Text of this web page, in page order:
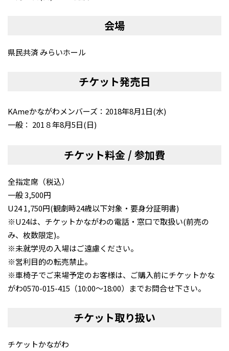
会場
県民共済 みらいホール
チケット発売日
KAmeかながわメンバーズ：2018年8月1日(水)
一般： 201８年8月5日(日)
チケット料金 / 参加費
全指定席（税込）
一般 3,500円
U24 1,750円(観劇時24歳以下対象・要身分証明書)
※U24は、チケットかながわの電話・窓口で取扱い(前売の
み、枚数限定)。
※未就学児の入場はご遠慮ください。
※営利目的の転売禁止。
※車椅子でご来場予定のお客様は、ご購入前にチケットかな
がわ0570-015-415（10:00〜18:00）までお問合せ下さい。
チケット取り扱い
チケットかながわ